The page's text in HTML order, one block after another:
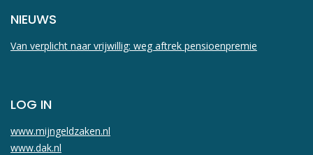
NIEUWS
Van verplicht naar vrijwillig: weg aftrek pensioenpremie
LOG IN
www.mijngeldzaken.nl
www.dak.nl